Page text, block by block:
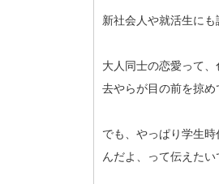
新社会人や就活生にも
大人同士の恋愛って
去やらが目の前を掠め
でも、やっぱり学生
んだよ、って伝えたい